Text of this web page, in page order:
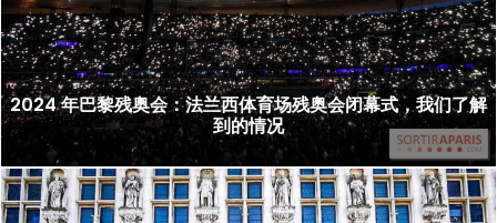
2024 年巴黎残奥会：法兰西体育场残奥会闭幕式，我们了解
到的情况